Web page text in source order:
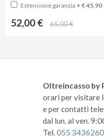
Estensione garanzia + € 45,90
52,00 € 65,00 €
Oltreincasso by
orari per visitare
e per contatti
dal lun. al ven.
Tel.055 3436260